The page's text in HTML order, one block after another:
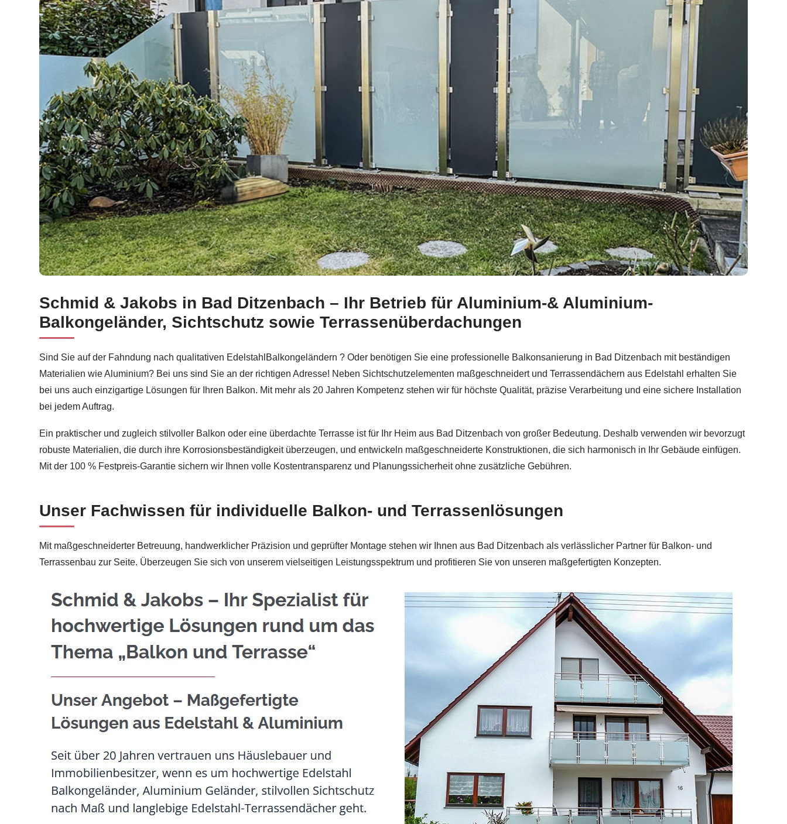
Erfahren Sie mehr über Balkonsanierung für Bad Ditzenbach bei Schmid & Jakobs oder ✓Edelstahl Terrassendach, Aluminium Geländerbau, Balkongeländer,
Schmid & Jakobs in Bad Ditzenbach – Ihr Betrieb für Aluminium-& Aluminium-
Balkongeländer, Sichtschutz sowie Terrassenüberdachungen
Sind Sie auf der Fahndung nach qualitativen EdelstahlBalkongeländern ? Oder benötigen Sie eine professionelle Balkonsanierung in Bad Ditzenbach mit beständigen
Materialien wie Aluminium? Bei uns sind Sie an der richtigen Adresse! Neben Sichtschutzelementen maßgeschneidert und Terrassendächern aus Edelstahl erhalten Sie
bei uns auch einzigartige Lösungen für Ihren Balkon. Mit mehr als 20 Jahren Kompetenz stehen wir für höchste Qualität, präzise Verarbeitung und eine sichere Installation
bei jedem Auftrag.
Ein praktischer und zugleich stilvoller Balkon oder eine überdachte Terrasse ist für Ihr Heim aus Bad Ditzenbach von großer Bedeutung. Deshalb verwenden wir bevorzugt
robuste Materialien, die durch ihre Korrosionsbeständigkeit überzeugen, und entwickeln maßgeschneiderte Konstruktionen, die sich harmonisch in Ihr Gebäude einfügen.
Mit der 100 % Festpreis-Garantie sichern wir Ihnen volle Kostentransparenz und Planungssicherheit ohne zusätzliche Gebühren.
Unser Fachwissen für individuelle Balkon- und Terrassenlösungen
Mit maßgeschneiderter Betreuung, handwerklicher Präzision und geprüfter Montage stehen wir Ihnen aus Bad Ditzenbach als verlässlicher Partner für Balkon- und
Terrassenbau zur Seite. Überzeugen Sie sich von unserem vielseitigen Leistungsspektrum und profitieren Sie von unseren maßgefertigten Konzepten.